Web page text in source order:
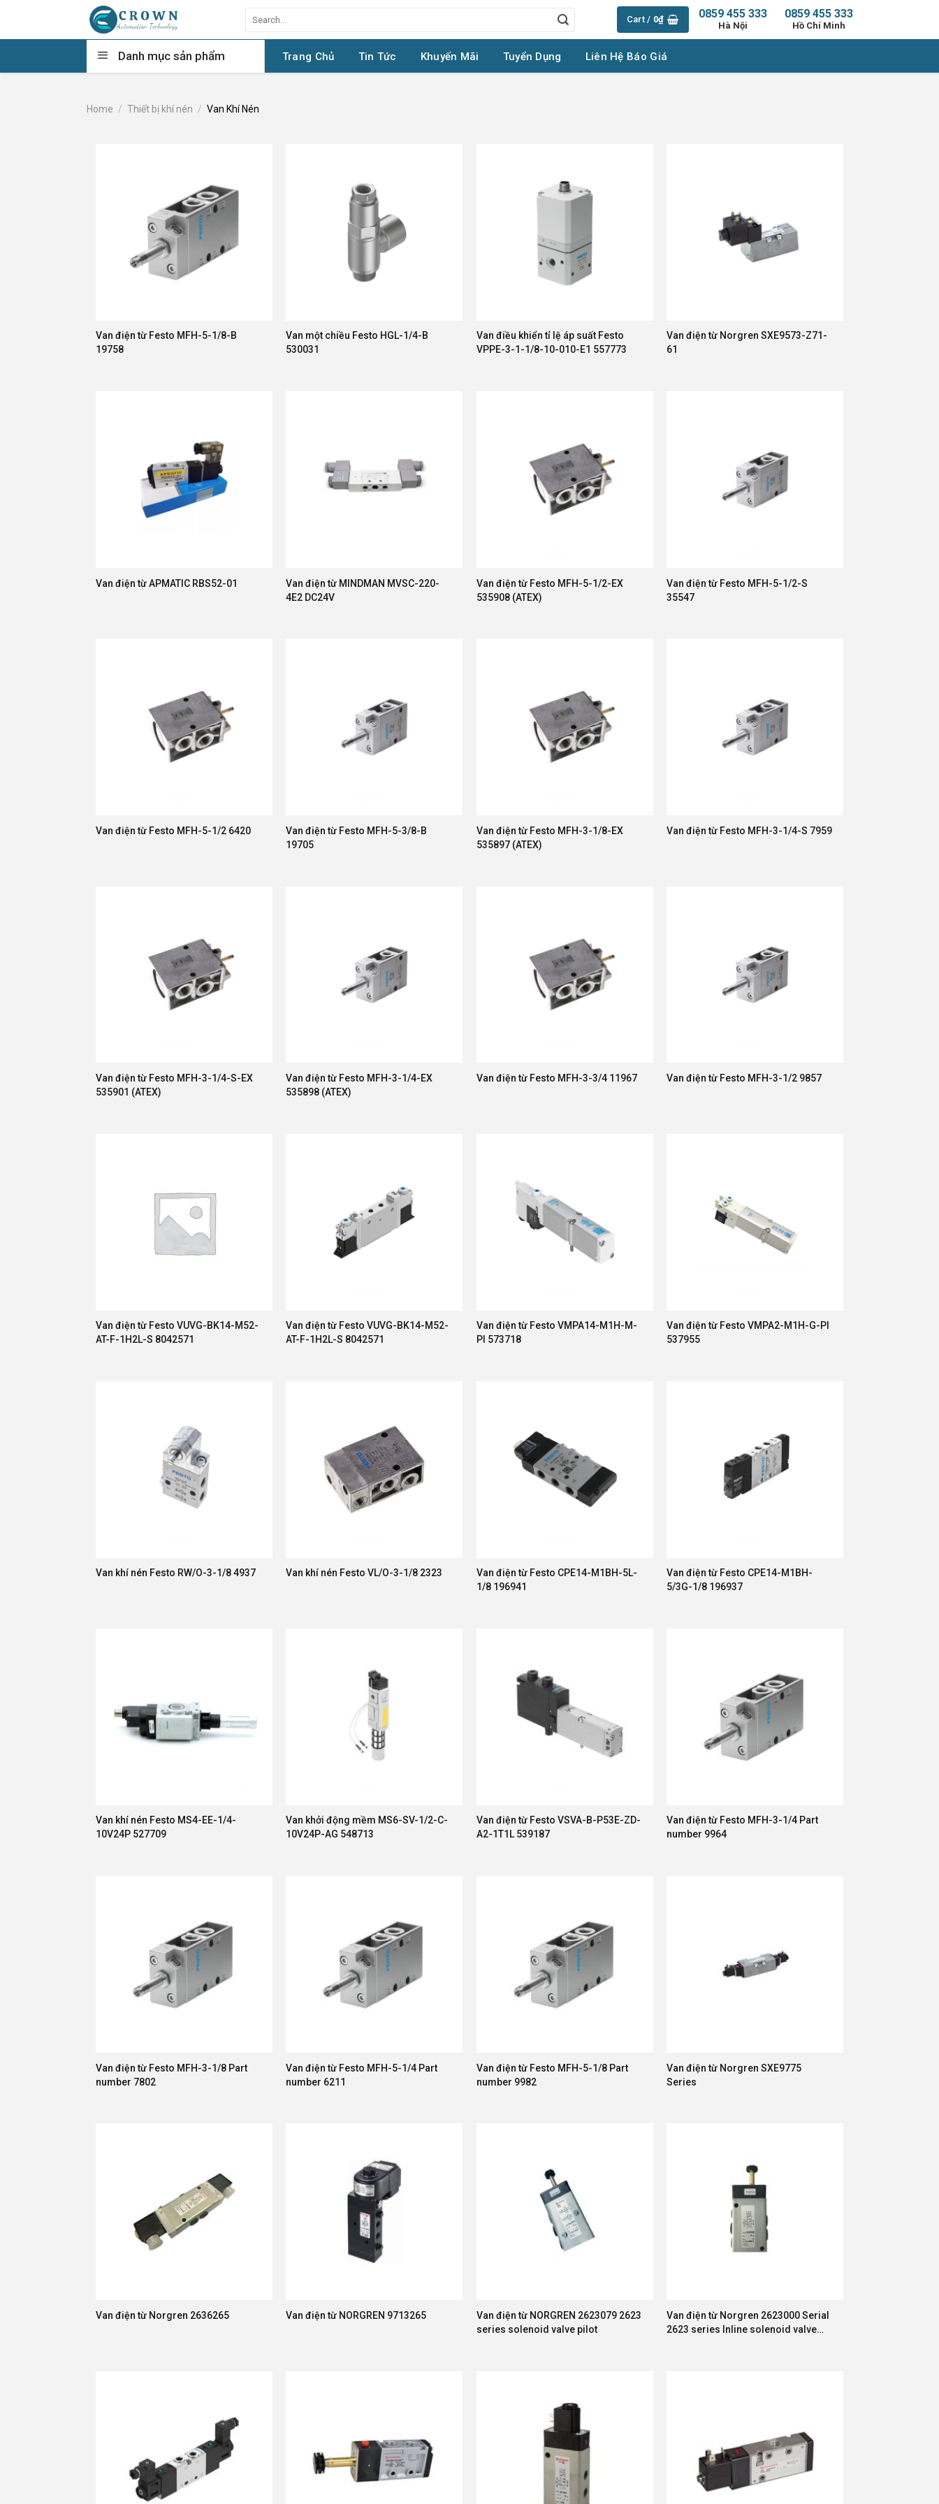
content
for:
Cart / 0₫ 0859 455 333
Hồ Chí Minh
0859 455 333
Hà Nội
Danh mục sản phẩm Trang Chủ Tin Tức Khuyến Mãi Tuyển Dụng Liên Hệ Báo Giá
Home / Thiết bị khí nén / Van Khí Nén
Van điện từ Festo MFH-5-1/8-B
19758
Van một chiều Festo HGL-1/4-B
530031
Van điều khiển tỉ lệ áp suất Festo
VPPE-3-1-1/8-10-010-E1 557773
Van điện từ Norgren SXE9573-Z71-
61
Van điện từ APMATIC RBS52-01
Van điện từ MINDMAN MVSC-220-
4E2 DC24V
Van điện từ Festo MFH-5-1/2-EX
535908 (ATEX)
Van điện từ Festo MFH-5-1/2-S
35547
Van điện từ Festo MFH-5-1/2 6420
Van điện từ Festo MFH-5-3/8-B
19705
Van điện từ Festo MFH-3-1/8-EX
535897 (ATEX)
Van điện từ Festo MFH-3-1/4-S 7959
Van điện từ Festo MFH-3-1/4-S-EX
535901 (ATEX)
Van điện từ Festo MFH-3-1/4-EX
535898 (ATEX)
Van điện từ Festo MFH-3-3/4 11967 Van điện từ Festo MFH-3-1/2 9857
Van điện từ Festo VUVG-BK14-M52-
AT-F-1H2L-S 8042571
Van điện từ Festo VUVG-BK14-M52-
AT-F-1H2L-S 8042571
Van điện từ Festo VMPA14-M1H-M-
PI 573718
Van điện từ Festo VMPA2-M1H-G-PI
537955
Van khí nén Festo RW/O-3-1/8 4937 Van khí nén Festo VL/O-3-1/8 2323
Van điện từ Festo CPE14-M1BH-5L-
1/8 196941
Van điện từ Festo CPE14-M1BH-
5/3G-1/8 196937
Van khí nén Festo MS4-EE-1/4-
10V24P 527709
Van khởi động mềm MS6-SV-1/2-C-
10V24P-AG 548713
Van điện từ Festo VSVA-B-P53E-ZD-
A2-1T1L 539187
Van điện từ Festo MFH-3-1/4 Part
number 9964
Van điện từ Festo MFH-3-1/8 Part
number 7802
Van điện từ Festo MFH-5-1/4 Part
number 6211
Van điện từ Festo MFH-5-1/8 Part
number 9982
Van điện từ Norgren SXE9775
Series
Van điện từ Norgren 2636265 Van điện từ NORGREN 9713265
Van điện từ NORGREN 2623079 2623
series solenoid valve pilot
Van điện từ Norgren 2623000 Serial
2623 series Inline solenoid valve